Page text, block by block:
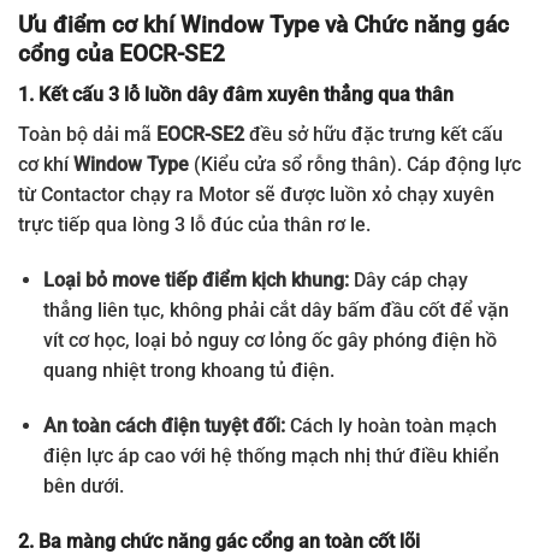
EOCRSE2-
60NS
5 – 60A
240V
AC/DC
mở Non-
dây xuyên
Ưu điểm cơ khí Window Type và Chức năng gác
cổng của EOCR-SE2
1. Kết cấu 3 lỗ luồn dây đâm xuyên thẳng qua thân
Toàn bộ dải mã EOCR-SE2đều sở hữu đặc trưng kết cấu
cơ khíWindow Type (Kiểu cửa sổ rỗng thân). Cáp động lực
từ Contactor chạy ra Motor sẽ được luồn xỏ chạy xuyên
trực tiếp qua lòng 3 lỗ đúc của thân rơ le.
Loại bỏ move tiếp điểm kịch khung:Dây cáp chạy
thẳng liên tục, không phải cắt dây bấm đầu cốt để vặn
vít cơ học, loại bỏ nguy cơ lỏng ốc gây phóng điện hồ
quang nhiệt trong khoang tủ điện.
An toàn cách điện tuyệt đối:Cách ly hoàn toàn mạch
điện lực áp cao với hệ thống mạch nhị thứ điều khiển
bên dưới.
2. Ba màng chức năng gác cổng an toàn cốt lõi